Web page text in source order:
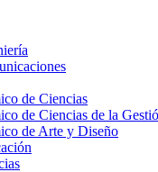
de Ciencias
de Ciencias de la
de Arte y Diseño